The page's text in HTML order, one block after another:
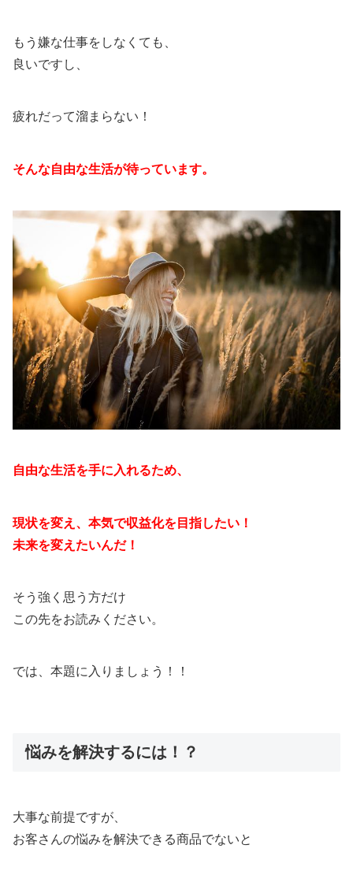
もう嫌な仕事をしなくても、
良いですし、
疲れだって溜まらない！
そんな自由な生活が待っています。
自由な生活を手に入れるため、
現状を変え、本気で収益化を目指したい！
未来を変えたいんだ！
そう強く思う方だけ
この先をお読みください。
では、本題に入りましょう！！
悩みを解決するには！？
大事な前提ですが、
お客さんの悩みを解決できる商品でないと